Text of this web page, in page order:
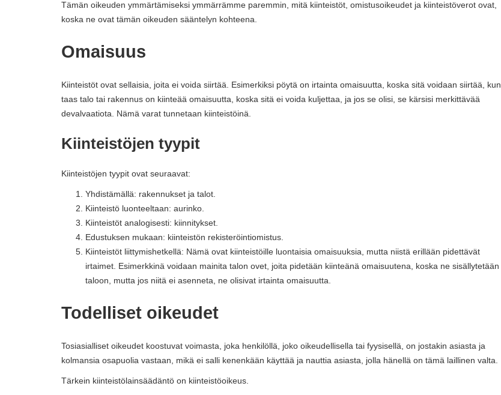
Tämän oikeuden ymmärtämiseksi ymmärrämme paremmin, mitä kiinteistöt, omistusoikeudet ja kiinteistöverot ovat,
koska ne ovat tämän oikeuden sääntelyn kohteena.
Omaisuus
Kiinteistöt ovat sellaisia, joita ei voida siirtää. Esimerkiksi pöytä on irtainta omaisuutta, koska sitä voidaan siirtää, kun
taas talo tai rakennus on kiinteää omaisuutta, koska sitä ei voida kuljettaa, ja jos se olisi, se kärsisi merkittävää
devalvaatiota. Nämä varat tunnetaan kiinteistöinä.
Kiinteistöjen tyypit
Kiinteistöjen tyypit ovat seuraavat:
Yhdistämällä: rakennukset ja talot.
Kiinteistö luonteeltaan: aurinko.
Kiinteistöt analogisesti: kiinnitykset.
Edustuksen mukaan: kiinteistön rekisteröintiomistus.
Kiinteistöt liittymishetkellä: Nämä ovat kiinteistöille luontaisia ​​omaisuuksia, mutta niistä erillään pidettävät
irtaimet. Esimerkkinä voidaan mainita talon ovet, joita pidetään kiinteänä omaisuutena, koska ne sisällytetään
taloon, mutta jos niitä ei asenneta, ne olisivat irtainta omaisuutta.
Todelliset oikeudet
Tosiasialliset oikeudet koostuvat voimasta, joka henkilöllä, joko oikeudellisella tai fyysisellä, on jostakin asiasta ja
kolmansia osapuolia vastaan, mikä ei salli kenenkään käyttää ja nauttia asiasta, jolla hänellä on tämä laillinen valta.
Tärkein kiinteistölainsäädäntö on kiinteistöoikeus.